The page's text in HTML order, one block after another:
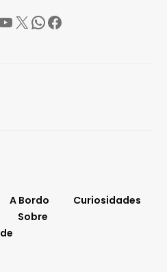
X WhatsApp
Facebook
A Bordo
Curiosidades
Sobre